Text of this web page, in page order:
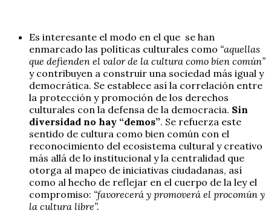
Es interesante el modo en el que se han
enmarcado las políticas culturales como “aquellas
que defienden el valor de la cultura como bien común”
y contribuyen a construir una sociedad más igual y
democrática. Se establece así la correlación entre
la protección y promoción de los derechos
culturales con la defensa de la democracia. Sin
diversidad no hay “demos”. Se refuerza este
sentido de cultura como bien común con el
reconocimiento del ecosistema cultural y creativo
más allá de lo institucional y la centralidad que
otorga al mapeo de iniciativas ciudadanas, así
como al hecho de reflejar en el cuerpo de la ley el
compromiso: “favorecerá y promoverá el procomún y
la cultura libre”.